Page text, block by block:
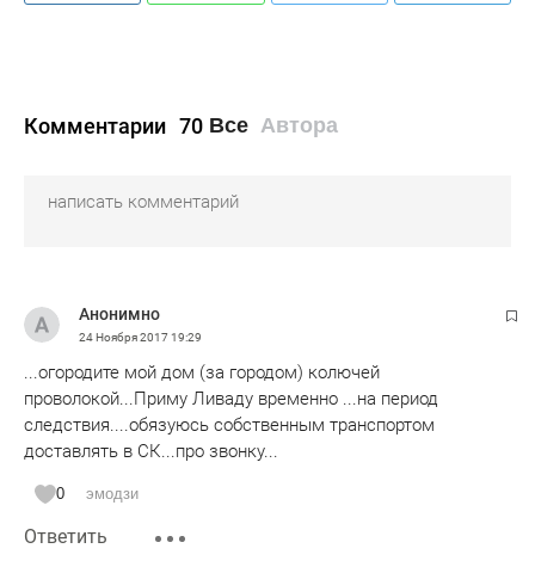
Комментарии 70 Все Автора
Анонимно
24 Ноября 201719:29
...огородите мой дом (за городом) колючей
проволокой...Приму Ливаду временно ...на период
следствия....обязуюсь собственным транспортом
доставлять в СК...про звонку...
0 эмодзи
Ответить